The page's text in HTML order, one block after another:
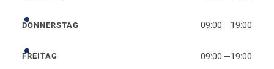
Donnerstag
DONNERSTAG 09:00 —19:00
Freitag
FREITAG 09:00 —19:00